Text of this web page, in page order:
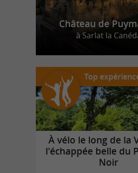
Château de
à Sarlat la
Top
À vélo le long de la
l'échappée belle du
Noir